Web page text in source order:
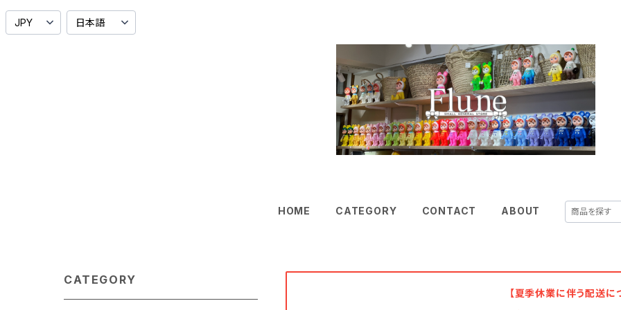
HOME CATEGORY CONTACT ABOUT
【夏季休業に伴う配送に
CATEGORY